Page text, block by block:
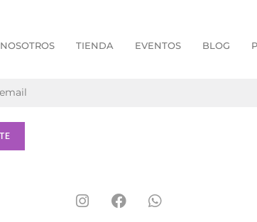
NOSOTROS TIENDA EVENTOS BLOG